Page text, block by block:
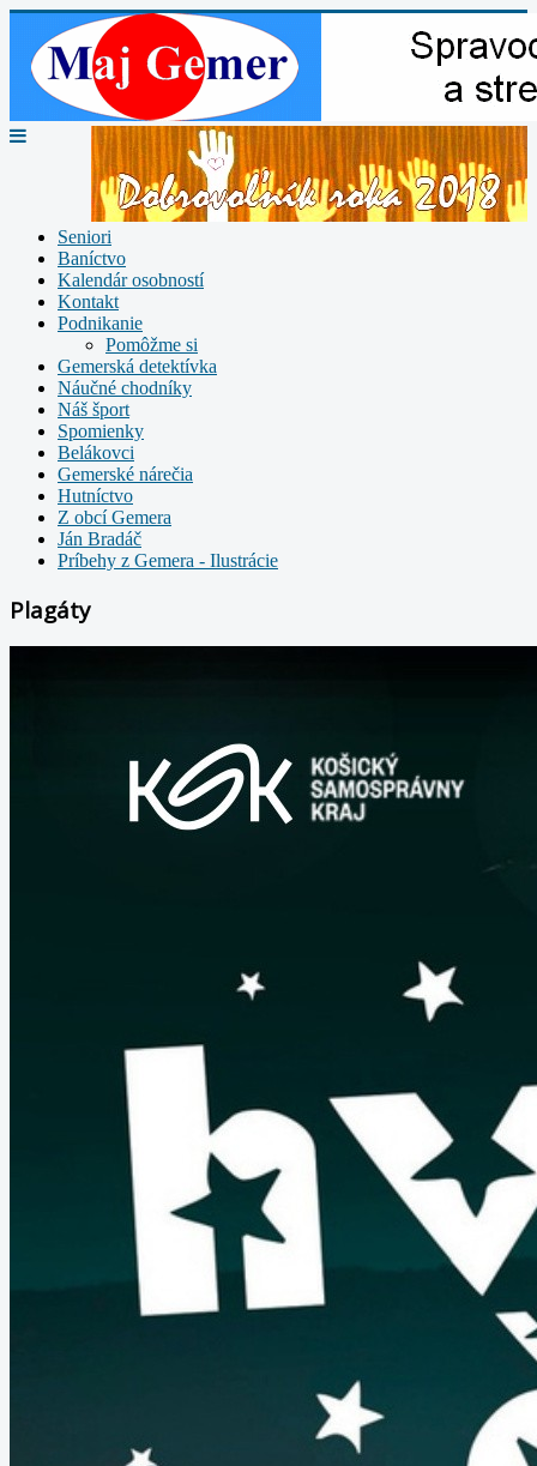
Seniori
Baníctvo
Kalendár osobností
Kontakt
Podnikanie
Pomôžme si
Gemerská detektívka
Náučné chodníky
Náš šport
Spomienky
Belákovci
Gemerské nárečia
Hutníctvo
Z obcí Gemera
Ján Bradáč
Príbehy z Gemera - Ilustrácie
Plagáty